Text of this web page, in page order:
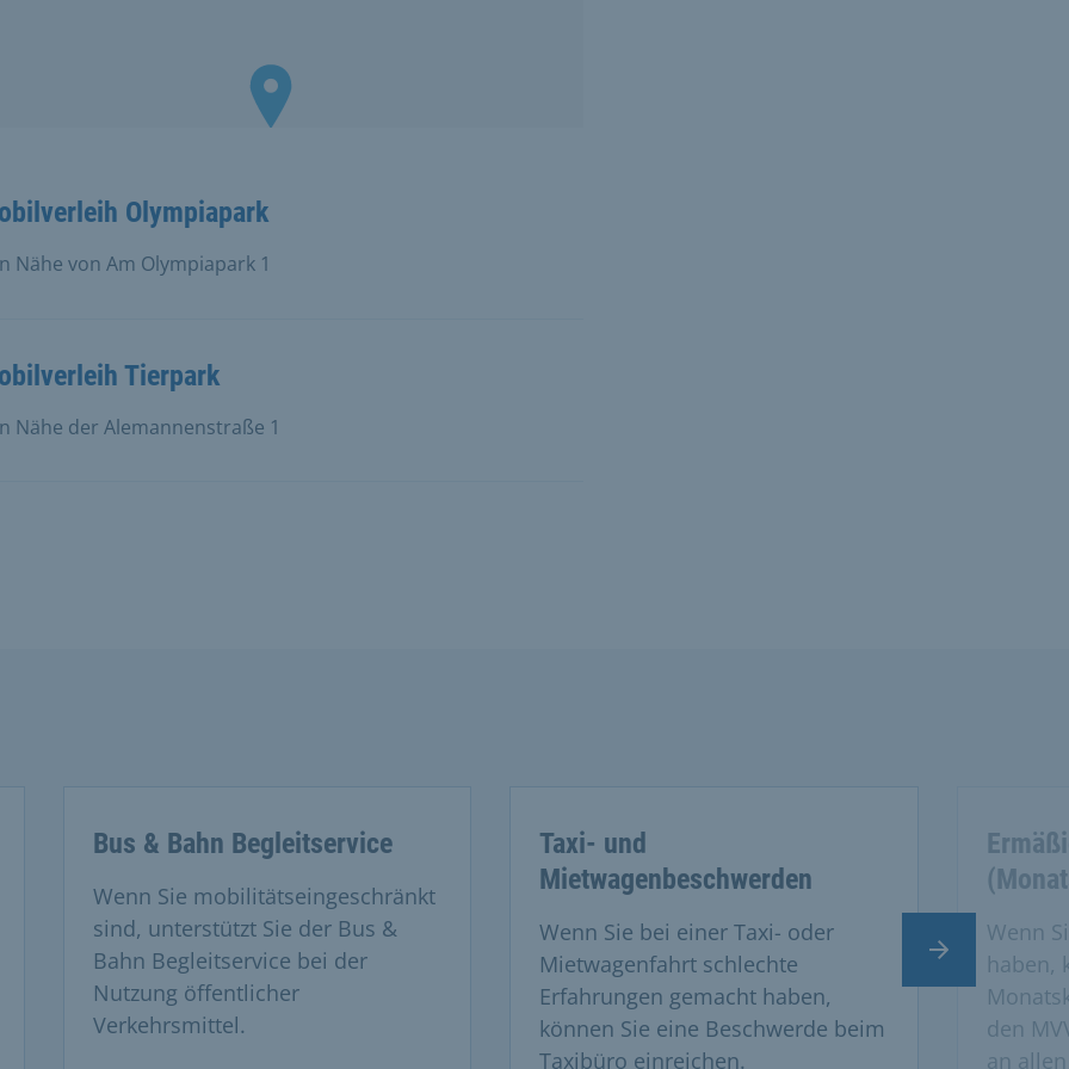
Olympiapark
Nähe von Am Olympiapark 1
Tierpark
Nähe der Alemannenstraße 1
Bus & Bahn Begleitservice
Wenn Sie mobilitätseingeschränkt
sind, unterstützt Sie der Bus &
Bahn Begleitservice bei der
Nutzung öffentlicher
Verkehrsmittel.
Taxi- und
Mietwagenbeschwerden
Wenn Sie bei einer Taxi- oder
Mietwagenfahrt schlechte
Erfahrungen gemacht haben,
können Sie eine Beschwerde beim
Taxibüro einreichen.
Wenn
haben,
den
an
Nächster Slide